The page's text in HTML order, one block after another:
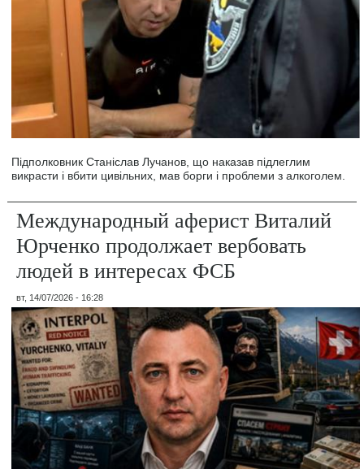
Підполковник Станіслав Лучанов, що наказав підлеглим
викрасти і вбити цивільних, мав борги і проблеми з алкоголем.
Международный аферист Виталий
Юрченко продолжает вербовать
людей в интересах ФСБ
вт, 14/07/2026 - 16:28